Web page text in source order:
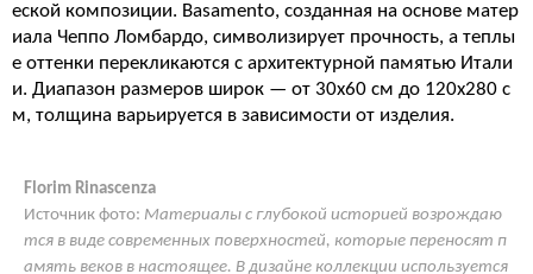
еской композиции. Basamento, созданная на основе матер
иала Чеппо Ломбардо, символизирует прочность, а теплы
е оттенки перекликаются с архитектурной памятью Итали
и. Диапазон размеров широк — от 30х60 см до 120х280 с
м, толщина варьируется в зависимости от изделия.
Florim Rinascenza
Источник фото: Материалы с глубокой историей возрождаю
тся в виде современных поверхностей, которые переносят п
амять веков в настоящее. В дизайне коллекции используется